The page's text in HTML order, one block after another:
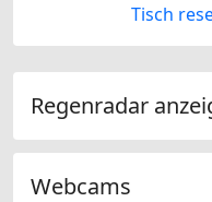
Tisch
Regenradar
Webcams